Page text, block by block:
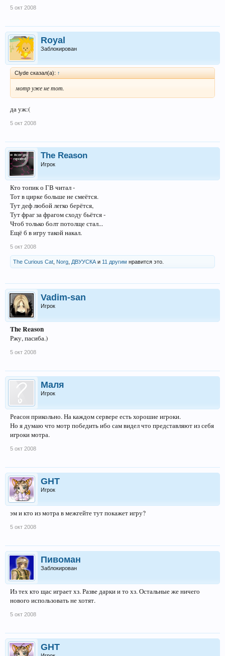
5 окт 2008
Royal
Заблокирован
Clyde сказал(а): ↑
мотр уже не тот.
да уж:(
5 окт 2008
The Reason
Игрок
Кто топик о ГВ читал -
Тот в цирке больше не смеётся.
Тут деф любой легко берётся,
Тут фраг за фрагом сходу бьётся -
Чтоб только болт потолще стал...
Ещё б в игру такой накал.
5 окт 2008
The Curious Cat Norg ДВУУСКА и 11 другим нравится это.
Vadim-san
Игрок
The Reason
Ржу, пасиба.)
5 окт 2008
Маля
Игрок
Реасон прикольно. На каждом сервере есть хорошие игроки.
Но я думаю что мотр победить ибо сам видел что представляют из себя
игроки мотра.
5 окт 2008
GHT
Игрок
эм и кто из мотра в межгейте тут покажет игру?
5 окт 2008
Пивоман
Заблокирован
Из тех кто щас играет хз. Разве дарки и то хз. Остальные же ничего
нового использовать не хотят.
5 окт 2008
GHT